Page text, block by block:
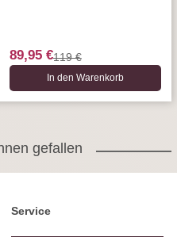
89,95 €119 €
In den Warenkorb
gefallen
Service